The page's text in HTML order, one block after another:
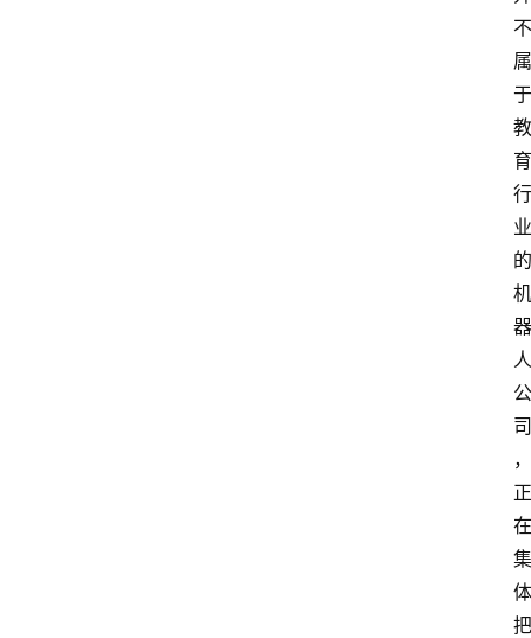
不
属
于
教
育
行
业
的
机
器
人
公
司
，
正
在
集
体
把